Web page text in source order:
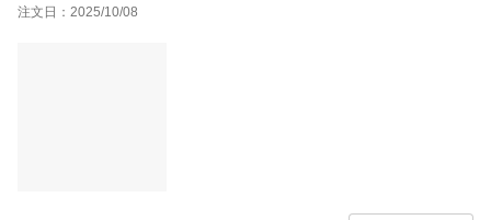
注文日：2025/10/08